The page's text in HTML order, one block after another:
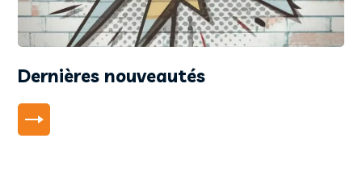
Dernières nouveautés